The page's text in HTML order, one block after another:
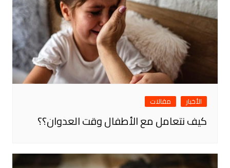
الأخبار مقالات
كيف نتعامل مع الأطفال وقت العدوان؟؟